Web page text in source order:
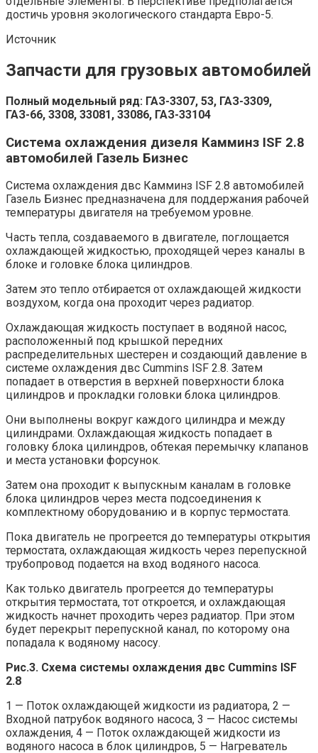
достичь уровня экологического стандарта Евро-5.
Источник
Запчасти для грузовых автомобилей
Полный модельный ряд: ГАЗ-3307, 53, ГАЗ-3309,
ГАЗ-66, 3308, 33081, 33086, ГАЗ-33104
Система охлаждения дизеля Камминз ISF 2.8
автомобилей Газель Бизнес
Система охлаждения двс Камминз ISF 2.8 автомобилей
Газель Бизнес предназначена для поддержания рабочей
температуры двигателя на требуемом уровне.
Часть тепла, создаваемого в двигателе, поглощается
охлаждающей жидкостью, проходящей через каналы в
блоке и головке блока цилиндров.
Затем это тепло отбирается от охлаждающей жидкости
воздухом, когда она проходит через радиатор.
Охлаждающая жидкость поступает в водяной насос,
расположенный под крышкой передних
распределительных шестерен и создающий давление в
системе охлаждения двс Cummins ISF 2.8. Затем
попадает в отверстия в верхней поверхности блока
цилиндров и прокладки головки блока цилиндров.
Они выполнены вокруг каждого цилиндра и между
цилиндрами. Охлаждающая жидкость попадает в
головку блока цилиндров, обтекая перемычку клапанов
и места установки форсунок.
Затем она проходит к выпускным каналам в головке
блока цилиндров через места подсоединения к
комплектному оборудованию и в корпус термостата.
Пока двигатель не прогреется до температуры открытия
термостата, охлаждающая жидкость через перепускной
трубопровод подается на вход водяного насоса.
Как только двигатель прогреется до температуры
открытия термостата, тот откроется, и охлаждающая
жидкость начнет проходить через радиатор. При этом
будет перекрыт перепускной канал, по которому она
попадала к водяному насосу.
Рис.3. Схема системы охлаждения двс Cummins ISF
2.8
1 — Поток охлаждающей жидкости из радиатора, 2 —
Входной патрубок водяного насоса, 3 — Насос системы
охлаждения, 4 — Поток охлаждающей жидкости из
водяного насоса в блок цилиндров, 5 — Нагреватель